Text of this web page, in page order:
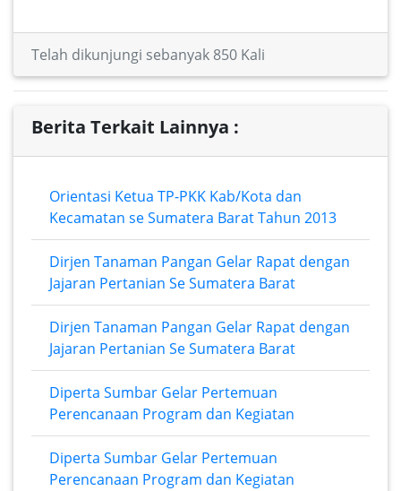
Telah dikunjungi sebanyak 850 Kali
Berita Terkait Lainnya :
Orientasi Ketua TP-PKK Kab/Kota dan
Kecamatan se Sumatera Barat Tahun 2013
Dirjen Tanaman Pangan Gelar Rapat dengan
Jajaran Pertanian Se Sumatera Barat
Dirjen Tanaman Pangan Gelar Rapat dengan
Jajaran Pertanian Se Sumatera Barat
Diperta Sumbar Gelar Pertemuan
Perencanaan Program dan Kegiatan
Diperta Sumbar Gelar Pertemuan
Perencanaan Program dan Kegiatan